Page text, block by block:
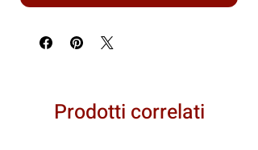
Prodotti correlati